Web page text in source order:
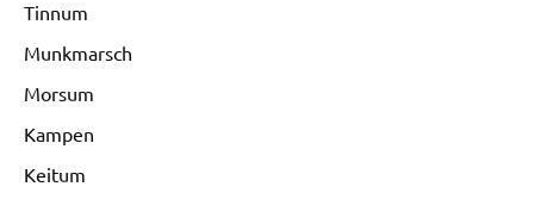
Tinnum
Munkmarsch
Morsum
Kampen
Keitum